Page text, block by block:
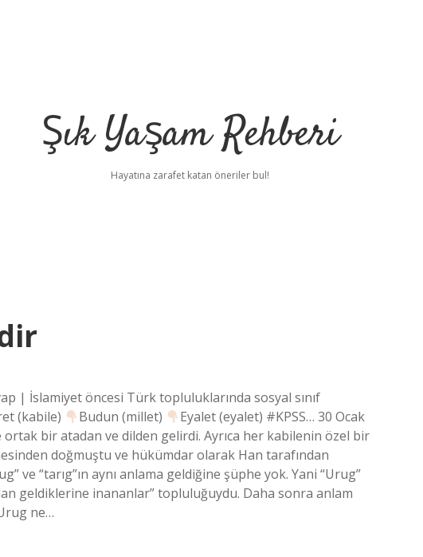
Şık Yaşam Rehberi
Hayatına zarafet katan öneriler bul!
| İslamiyet öncesi Türk topluluklarında sosyal sınıf
(kabile) Budun (millet)
Eyalet (eyalet) #KPSS… 30 Ocak
bir atadan ve dilden gelirdi. Ayrıca her kabilenin özel bir
doğmuştu ve hükümdar olarak Han tarafından
ve “tarıg”ın aynı anlama geldiğine şüphe yok. Yani “Urug”
geldiklerine inananlar” topluluğuydu. Daha sonra anlam
ne…